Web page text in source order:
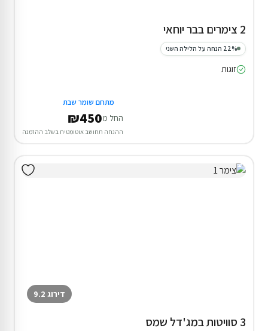
2 צימרים בבר יוחאי
22% הנחה על הלילה השני
זוגות
מתחם שומר שבת
החל מ₪450
ההנחה תחושב אוטומטית בשלב ההזמנה
דירוג 9.2
3 סוויטות במג'דל שמס